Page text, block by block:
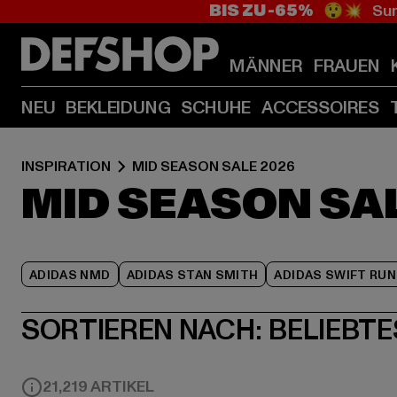
BIS ZU -65% 😲💥
MÄNNER FRAUEN
NEU BEKLEIDUNG SCHUHE ACCESSOIRES
INSPIRATION MID SEASON SALE 2026
MID SEASON
ADIDAS NMD ADIDAS STAN SMITH ADIDAS SWIFT RUN
SORTIEREN NACH:
21,219 ARTIKEL